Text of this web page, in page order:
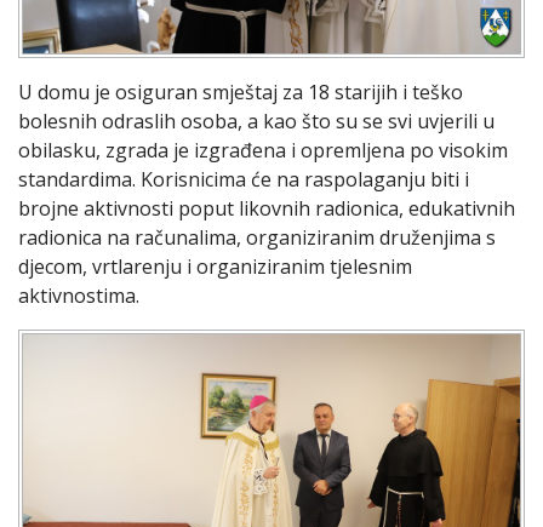
U domu je osiguran smještaj za 18 starijih i teško
bolesnih odraslih osoba, a kao što su se svi uvjerili u
obilasku, zgrada je izgrađena i opremljena po visokim
standardima. Korisnicima će na raspolaganju biti i
brojne aktivnosti poput likovnih radionica, edukativnih
radionica na računalima, organiziranim druženjima s
djecom, vrtlarenju i organiziranim tjelesnim
aktivnostima.